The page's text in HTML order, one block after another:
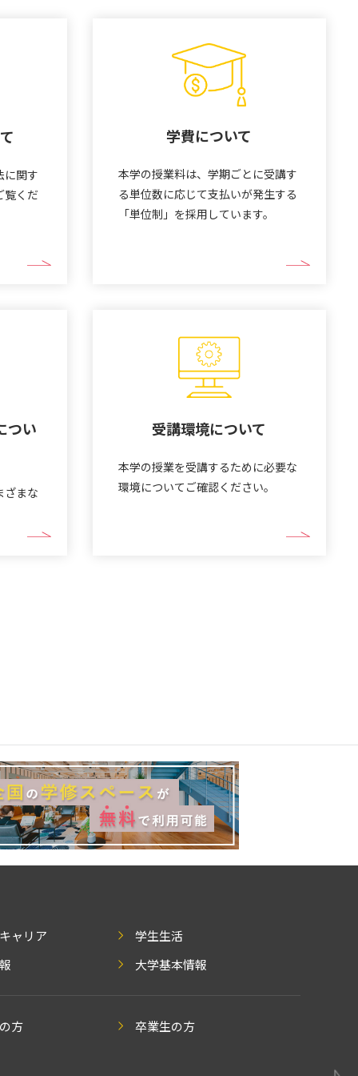
に関す
覧くだ
学費について
本学の授業料は、学期ごとに受講す
る単位数に応じて支払いが発生する
「単位制」を採用しています。
つい
ざまな
受講環境について
本学の授業を受講するために必要な
環境についてご確認ください。
ャリア
学生生活
大学基本情報
方 卒業生の方